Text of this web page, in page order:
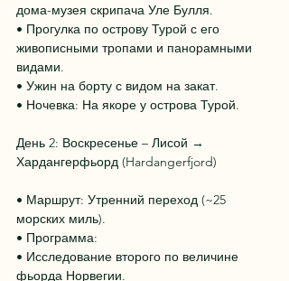
дома-музея скрипача Уле Булля.
• Прогулка по острову Турой с его
живописными тропами и панорамными
видами.
• Ужин на борту с видом на закат.
• Ночевка: На якоре у острова Турой.
День 2: Воскресенье – Лисой →
Хардангерфьорд (Hardangerfjord)
• Маршрут: Утренний переход (~25
морских миль).
• Программа:
• Исследование второго по величине
фьорда Норвегии.